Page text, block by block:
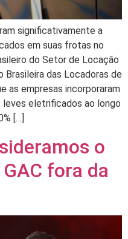
significativamente a
em suas frotas no
do Setor de Locação
Brasileira das Locadoras de
as empresas incorporaram
eletrificados ao longo
[…]
o
fora da